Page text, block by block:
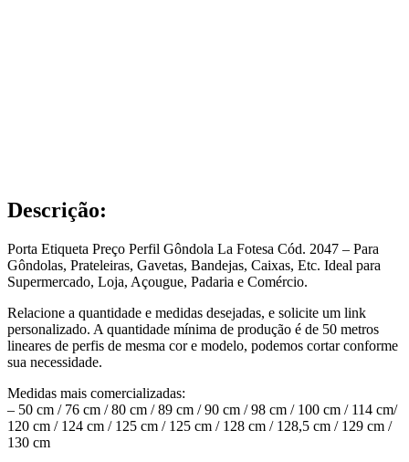
Descrição:
Porta Etiqueta Preço Perfil Gôndola La Fotesa Cód. 2047 – Para
Gôndolas, Prateleiras, Gavetas, Bandejas, Caixas, Etc. Ideal para
Supermercado, Loja, Açougue, Padaria e Comércio.
Relacione a quantidade e medidas desejadas, e solicite um link
personalizado. A quantidade mínima de produção é de 50 metros
lineares de perfis de mesma cor e modelo, podemos cortar conforme
sua necessidade.
Medidas mais comercializadas:
– 50 cm / 76 cm / 80 cm / 89 cm / 90 cm / 98 cm / 100 cm / 114 cm/
120 cm / 124 cm / 125 cm / 125 cm / 128 cm / 128,5 cm / 129 cm /
130 cm